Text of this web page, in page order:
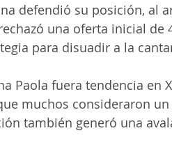
defendió su posición, al
una oferta inicial de
para disuadir a la
Paola fuera tendencia en
muchos consideraron
también generó una